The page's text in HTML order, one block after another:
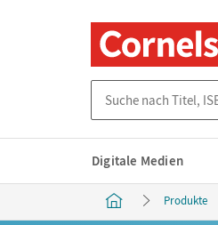
Digitale Medien
Produkte